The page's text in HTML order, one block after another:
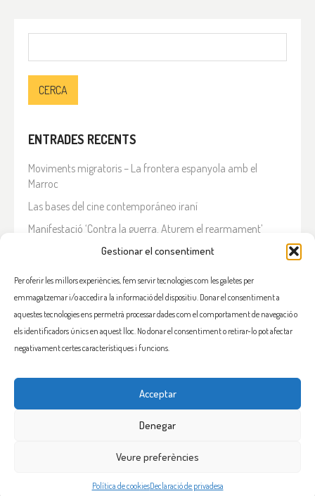
Gestionar el consentiment
Per oferir les millors experiències, fem servir tecnologies com les galetes per
emmagatzemar i/o accedir a la informació del dispositiu. Donar el consentiment a
aquestes tecnologies ens permetrà processar dades com el comportament de navegació o
els identificadors únics en aquest lloc. No donar el consentiment o retirar-lo pot afectar
negativament certes característiques i funcions.
Acceptar
Denegar
Veure preferències
Política de cookiesDeclaració de privadesa
ENTRADES RECENTS
Moviments migratoris – La frontera espanyola amb el
Marroc
Las bases del cine contemporáneo iraní
Manifestació ‘Contra la guerra. Aturem el rearmament’
En solidaritat amb el Líban
Què està passant a l’Iran?
COMENTARIS RECENTS
Flama, promoure la solidaritat entre els pobles i el seu benestar